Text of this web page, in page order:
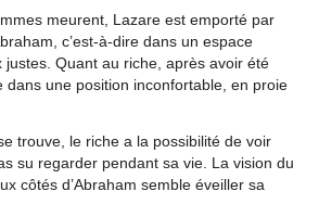
meurent, Lazare est emporté par
c’est-à-dire dans un espace
Quant au riche, après avoir été
dans une position inconfortable, en proie
trouve, le riche a la possibilité de voir
su regarder pendant sa vie. La vision du
côtés d’Abraham semble éveiller sa